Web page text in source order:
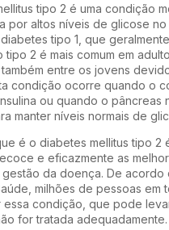
tipo 2 é uma condição
por altos níveis de glicose no
tipo 1, que
tipo 2 é mais comum em
entre os jovens
condição ocorre quando o
ou quando o pâncreas
manter níveis normais de
é o diabetes mellitus tipo 2
e eficazmente as
da doença. De acordo
milhões de pessoas em
essa condição, que pode
for tratada adequadamente.